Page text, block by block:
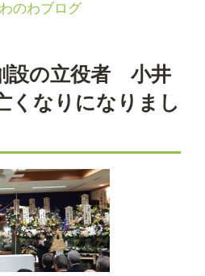
のわブログ
設の立役者 小井
くなりになりまし